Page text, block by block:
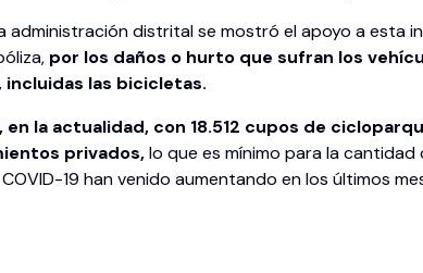
administración distrital se mostró el apoyo a esta
por los daños o hurto que sufran los
las bicicletas.
en la actualidad, con 18.512 cupos de
privados,lo que es mínimo para la
19 han venido aumentando en los últimos